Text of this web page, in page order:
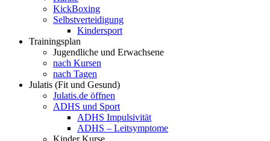
KickBoxing
Selbstverteidigung
Kindersport
Trainingsplan
Jugendliche und Erwachsene
nach Kursen
nach Tagen
Julatis (Fit und Gesund)
Julatis.de öffnen
ADHS und Sport
ADHS Impulsivität
ADHS – Leitsymptome
Kinder Kurse